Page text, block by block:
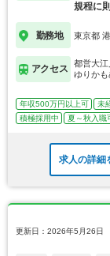
規程に
勤務地 東京都
アクセス
都営大
ゆりか
年収500万円以上可 未
積極採用中
夏～秋入職
求人の詳細
更新日：2026年5月26日